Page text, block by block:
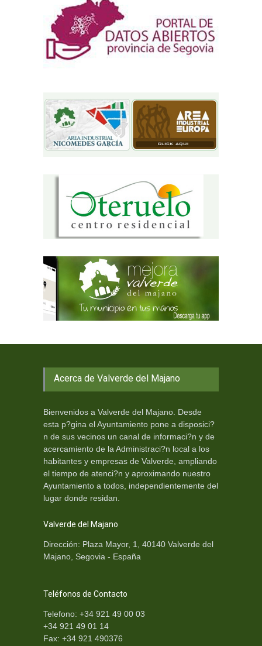
Acerca de Valverde del Majano
Bienvenidos a Valverde del Majano. Desde
esta p?gina el Ayuntamiento pone a disposici?
n de sus vecinos un canal de informaci?n y de
acercamiento de la Administraci?n local a los
habitantes y empresas de Valverde, ampliando
el tiempo de atenci?n y aproximando nuestro
Ayuntamiento a todos, independientemente del
lugar donde residan.
Valverde del Majano
Dirección: Plaza Mayor, 1, 40140 Valverde del
Majano, Segovia - España
Teléfonos de Contacto
Telefono: +34 921 49 00 03
+34 921 49 01 14
Fax: +34 921 490376